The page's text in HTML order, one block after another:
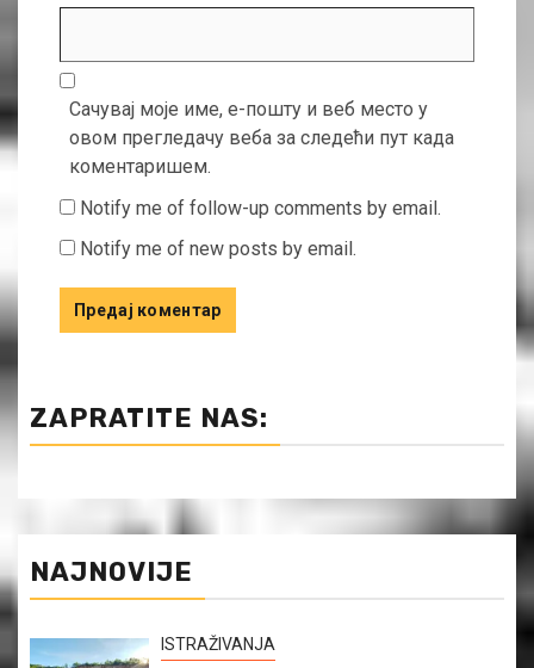
Сачувај моје име, е-пошту и веб место у
овом прегледачу веба за следећи пут када
коментаришем.
Notify me of follow-up comments by email.
Notify me of new posts by email.
ZAPRATITE NAS:
NAJNOVIJE
ISTRAŽIVANJA